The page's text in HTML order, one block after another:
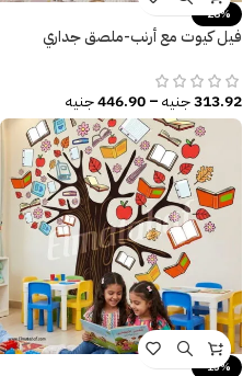
-28%
فيل كيوت مع أرنب-ملصق جداري
313.92جنيه–
446.90جنيه
-15%